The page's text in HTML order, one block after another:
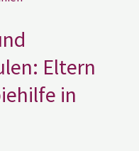
Eltern
in